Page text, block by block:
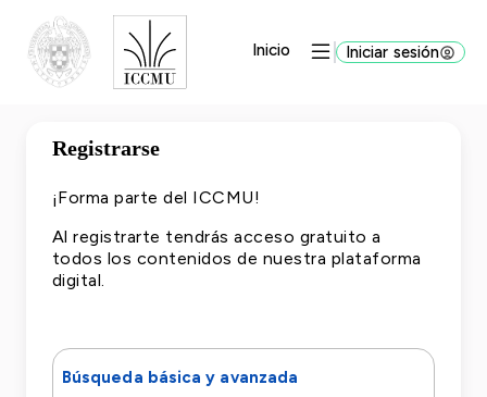
Inicio Despliegue de menú
Iniciar sesión
Registrarse
¡Forma parte del ICCMU!
Al registrarte tendrás acceso gratuito a
todos los contenidos de nuestra plataforma
digital.
Búsqueda básica y avanzada